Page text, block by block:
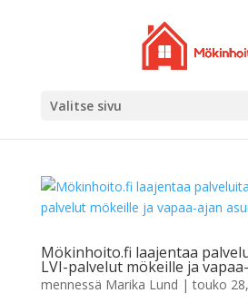
Valitse sivu
Mökinhoito.fi laajentaa
LVI-palvelut mökeille ja
mennessä Marika Lund |touko